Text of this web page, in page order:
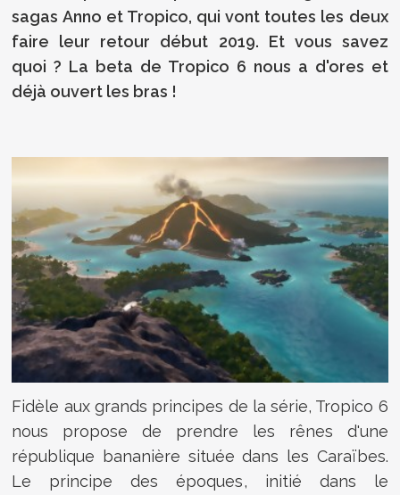
sagas Anno et Tropico, qui vont toutes les deux
faire leur retour début 2019. Et vous savez
quoi ? La beta de Tropico 6 nous a d'ores et
déjà ouvert les bras !
Fidèle aux grands principes de la série, Tropico 6
nous propose de prendre les rênes d'une
république bananière située dans les Caraïbes.
Le principe des époques, initié dans le